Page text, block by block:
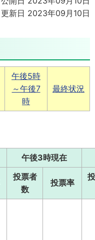
更新日 2023年09月10日
午後5時
～午後7
時
最終状況
午後3時現在
投票者
数
投票率